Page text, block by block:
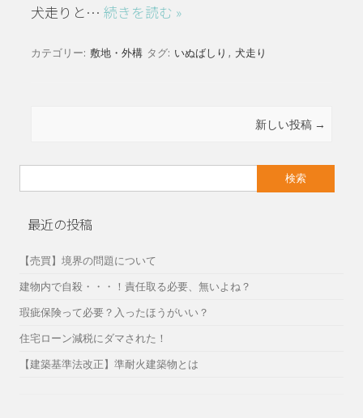
犬走りと… 続きを読む »
カテゴリー: 敷地・外構 タグ: いぬばしり , 犬走り
新しい投稿 →
索:
最近の投稿
【売買】境界の問題について
建物内で自殺・・・！責任取る必要、無いよね？
瑕疵保険って必要？入ったほうがいい？
住宅ローン減税にダマされた！
【建築基準法改正】準耐火建築物とは